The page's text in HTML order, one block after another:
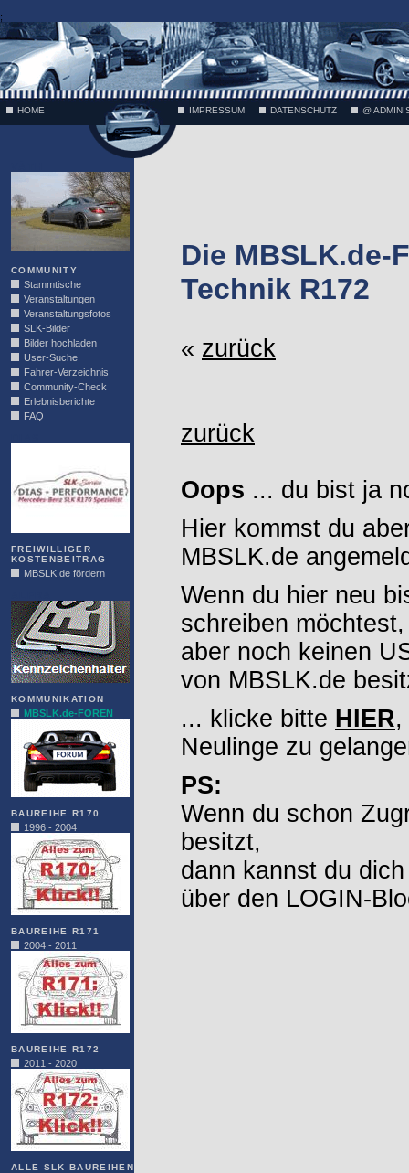
;
HOME IMPRESSUM DATENSCHUTZ @
COMMUNITY
Stammtische
Veranstaltungen
Veranstaltungsfotos
SLK-Bilder
Bilder hochladen
User-Suche
Fahrer-Verzeichnis
Community-Check
Erlebnisberichte
FAQ
FREIWILLIGER
KOSTENBEITRAG
MBSLK.de fördern
KOMMUNIKATION
MBSLK.de-FOREN
BAUREIHE R170
1996 - 2004
BAUREIHE R171
2004 - 2011
BAUREIHE R172
2011 - 2020
ALLE SLK BAUREIHEN
Die MBSLK.de-
Technik R172
« zurück
zurück
Oops ... du bist ja
Hier kommst du
MBSLK.de
Wenn du hier neu
schreiben möchtest,
aber noch keinen
von MBSLK.de
... klicke bitte HIER,
Neulinge zu
PS:
Wenn du schon
besitzt,
dann kannst du
über den LOGIN-